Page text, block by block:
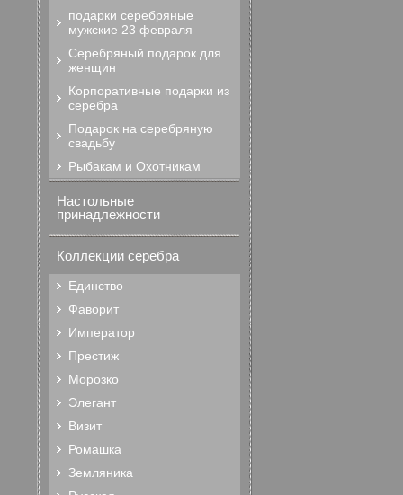
подарки серебряные
мужские 23 февраля
Серебряный подарок для
женщин
Корпоративные подарки из
серебра
Подарок на серебряную
свадьбу
Рыбакам и Охотникам
Настольные
принадлежности
Коллекции серебра
Единство
Фаворит
Император
Престиж
Морозко
Элегант
Визит
Ромашка
Земляника